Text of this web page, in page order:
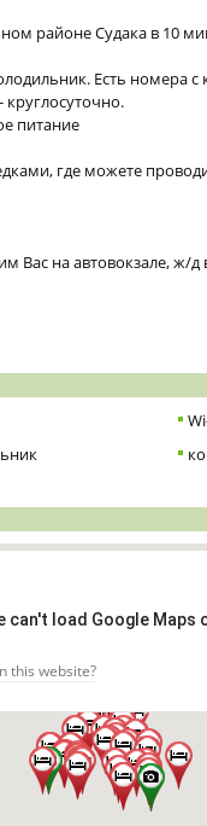
районе Судака в 10
Есть номера
круглосуточно.
питание
где можете
Вас на автовокзале, ж/д
can't load Google Maps
this website?